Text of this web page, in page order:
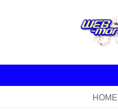
へ
ョ
HOME